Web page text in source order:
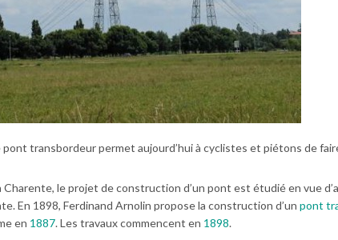
transbordeur permet aujourd’hui à cyclistes et piétons de
Charente, le projet de construction d’un pont est étudié en vue
En 1898, Ferdinand Arnolin propose la construction d’un pont
en 1887. Les travaux commencent en 1898.